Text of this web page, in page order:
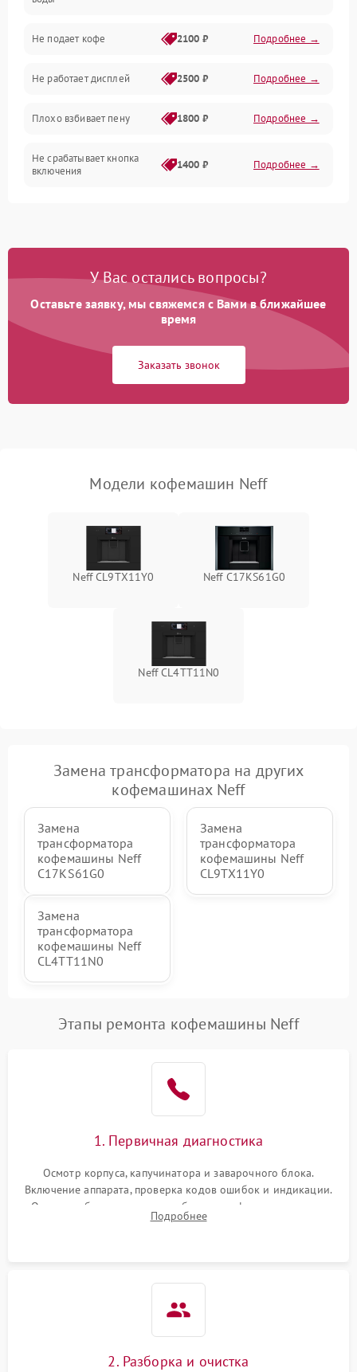
Проблемы с капучинатором и паром
Управление и электроника
Программное обеспечение
Не подает кофе 2100 ₽ Подробнее →
Не работает дисплей 2500 ₽ Подробнее →
Плохо взбивает пену 1800 ₽ Подробнее →
Не срабатывает кнопка
включения
1400 ₽ Подробнее →
Постоянные сбои в работе 1500 ₽ Подробнее →
У Вас остались вопросы?
Оставьте заявку, мы свяжемся с Вами в ближайшее
время
Заказать звонок
Модели кофемашин Neff
Neff CL9TX11Y0 Neff C17KS61G0
Neff CL4TT11N0
Замена трансформатора на других
кофемашинах Neff
Замена
трансформатора
кофемашины Neff
C17KS61G0
Замена
трансформатора
кофемашины Neff
CL9TX11Y0
Замена
трансформатора
кофемашины Neff
CL4TT11N0
Этапы ремонта кофемашины Neff
1. Первичная диагностика
Осмотр корпуса, капучинатора и заварочного блока.
Включение аппарата, проверка кодов ошибок и индикации.
Оценка работы помпы, термоблока и кофемолки на слух.
Измерение температуры и давления воды для выявления
Подробнее
2. Разборка и очистка